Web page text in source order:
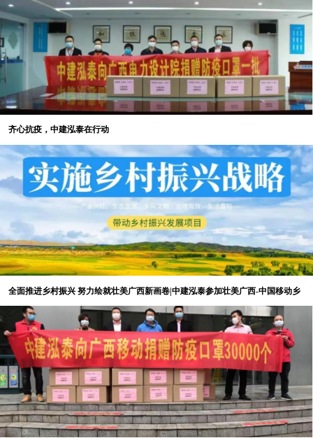
高举右拳，全体党员、入党积极分子
用铿锵有力的声音，庄严宣读了入党誓
词，党员们重温的不仅仅是一字一句的
誓词内容，更是作为一名光荣的中国共
产党员的初心使命。
中建泓泰党支部自2022年起创立“党
员先锋岗”，以“岗”注入动力、以“岗”激
发活力、以“岗”提升能力。本次党日活
动，各党小组派代表结合自身工作、学
习、生活情况和在“党员先锋岗”岗位上
的收获、感悟和与会人员进行了交流分
享，追忆入党初心、分享入党故事，并
表示今后必会充分发挥党员先锋模范作
用，主动担当作为，积极履行岗位职
红色观影缅先烈
《长津湖》是当下热播的一部优秀爱
国主义题材电影，参加观影活动的党员
无不为影片所展现的伟大爱国主义情怀
和坚定的革命精神所感动。大家纷纷表
齐心抗疫，中建泓泰在行动
全面推进乡村振兴 努力绘就壮美广西新画卷|中建泓泰参加壮美广西-中国移动乡